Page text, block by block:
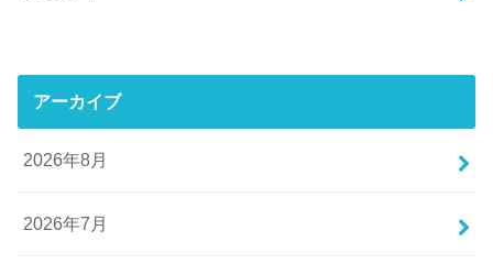
アーカイブ
2026年8月
2026年7月